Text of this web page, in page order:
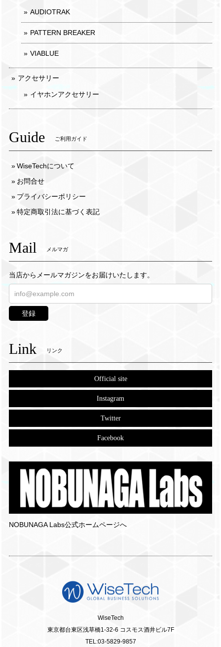
AUDIOTRAK
PATTERN BREAKER
VIABLUE
アクセサリー
イヤホンアクセサリー
Guide ご利用ガイド
WiseTechについて
お問合せ
プライバシーポリシー
特定商取引法に基づく表記
Mail メルマガ
当店からメールマガジンをお届けいたします。
登録
Link リンク
Official site
Instagram
Twitter
Facebook
NOBUNAGA Labs公式ホームページへ
WiseTech
東京都台東区浅草橋1-32-6 コスモス酒井ビル7F
TEL:03-5829-9857